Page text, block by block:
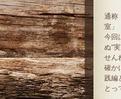
通称
室」
今回
ぬ”
せん
確か
践編
とっ